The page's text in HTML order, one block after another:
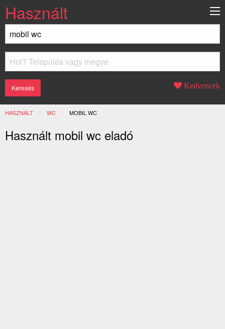
Használt
Kedvencek
HASZNÁLT WC JELENLEGI:
MOBIL WC
Használt mobil wc eladó